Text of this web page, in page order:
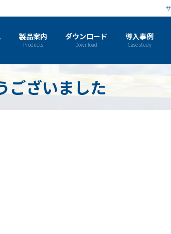
製品案内
Products
ダウンロード
Download
導入事例
Case study
ございました